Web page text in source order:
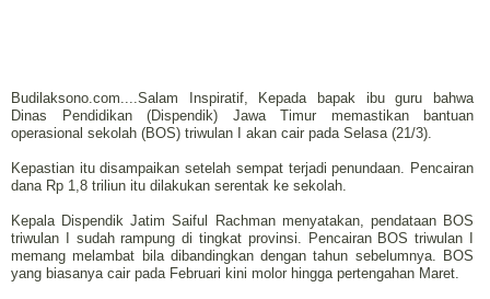
Budilaksono.com....Salam Inspiratif, Kepada bapak ibu guru bahwa
Dinas Pendidikan (Dispendik) Jawa Timur memastikan bantuan
operasional sekolah (BOS) triwulan I akan cair pada Selasa (21/3).
Kepastian itu disampaikan setelah sempat terjadi penundaan. Pencairan
dana Rp 1,8 triliun itu dilakukan serentak ke sekolah.
Kepala Dispendik Jatim Saiful Rachman menyatakan, pendataan BOS
triwulan I sudah rampung di tingkat provinsi. Pencairan BOS triwulan I
memang melambat bila dibandingkan dengan tahun sebelumnya. BOS
yang biasanya cair pada Februari kini molor hingga pertengahan Maret.